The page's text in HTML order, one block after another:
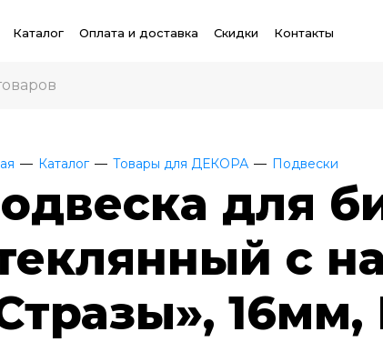
Каталог Оплата и доставка Скидки Контакты
Каталог Товары для ДЕКОРА Подвески
для
с